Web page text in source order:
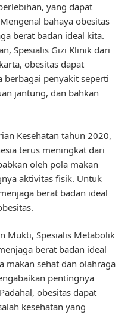
yang dapat
bahaya obesitas
berat badan ideal kita.
Spesialis Gizi Klinik dari
obesitas dapat
penyakit seperti
jantung, dan bahkan
Kesehatan tahun 2020,
terus meningkat dari
oleh pola makan
aktivitas fisik. Untuk
berat badan ideal
Mukti, Spesialis Metabolik
berat badan ideal
makan sehat dan olahraga
pentingnya
obesitas dapat
kesehatan yang